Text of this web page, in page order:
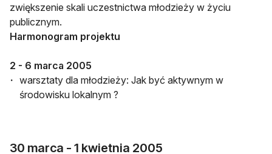
zwiększenie skali uczestnictwa młodzieży w życiu
publicznym.
Harmonogram projektu
2 - 6 marca 2005
warsztaty dla młodzieży: Jak być aktywnym w
środowisku lokalnym ?
30 marca - 1 kwietnia 2005